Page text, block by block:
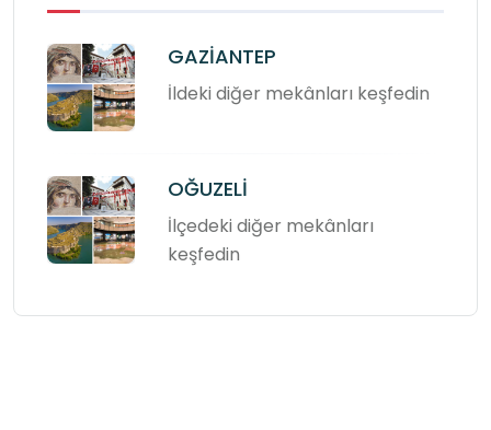
GAZİANTEP
İldeki diğer mekânları keşfedin
OĞUZELİ
İlçedeki diğer mekânları
keşfedin